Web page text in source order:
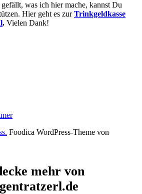
was ich hier mache, kannst Du
Hier geht es zurTrinkgeldkasse
. Vielen Dank!
Foodica WordPress-Theme von
mehr von